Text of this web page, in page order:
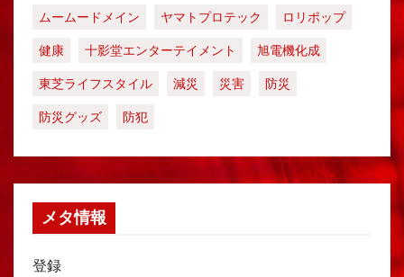
ムームードメイン
ヤマトプロテック
ロリポップ
健康
十影堂エンターテイメント
旭電機化成
東芝ライフスタイル
減災 災害
防災
防災グッズ
防犯
メタ情報
登録